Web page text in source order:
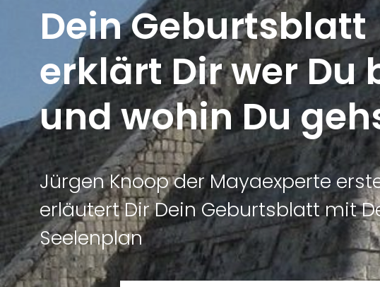
Dein Geburtsblatt
erklärt Dir wer Du
und wohin Du
Jürgen Knoop der Mayaexperte
erläutert Dir Dein Geburtsblatt mit
Seelenplan